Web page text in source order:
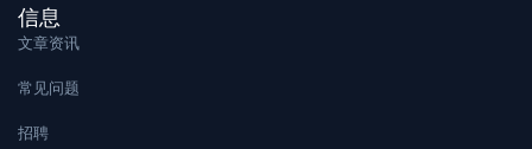
信息
文章资讯
常见问题
招聘